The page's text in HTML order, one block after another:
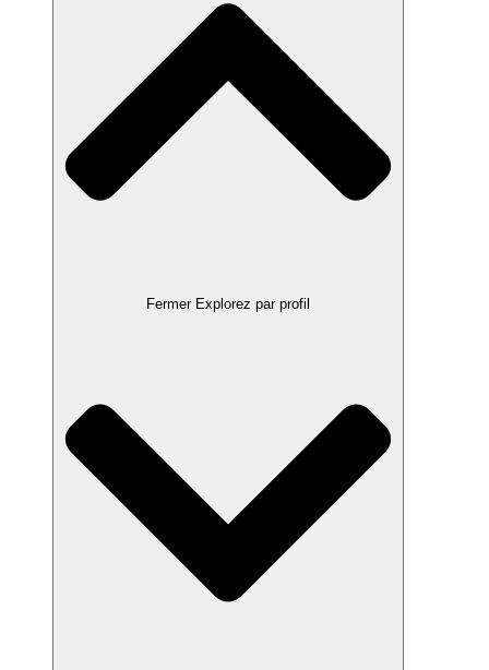
Fermer Explorez par profil